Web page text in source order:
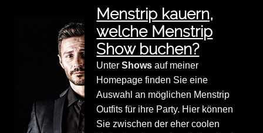
Menstrip kauern,
welche Menstrip
Show buchen?
UnterShows auf meiner
Homepage finden Sie eine
Auswahl an möglichen Menstrip
Outfits für ihre Party. Hier können
Sie zwischen der eher coolen